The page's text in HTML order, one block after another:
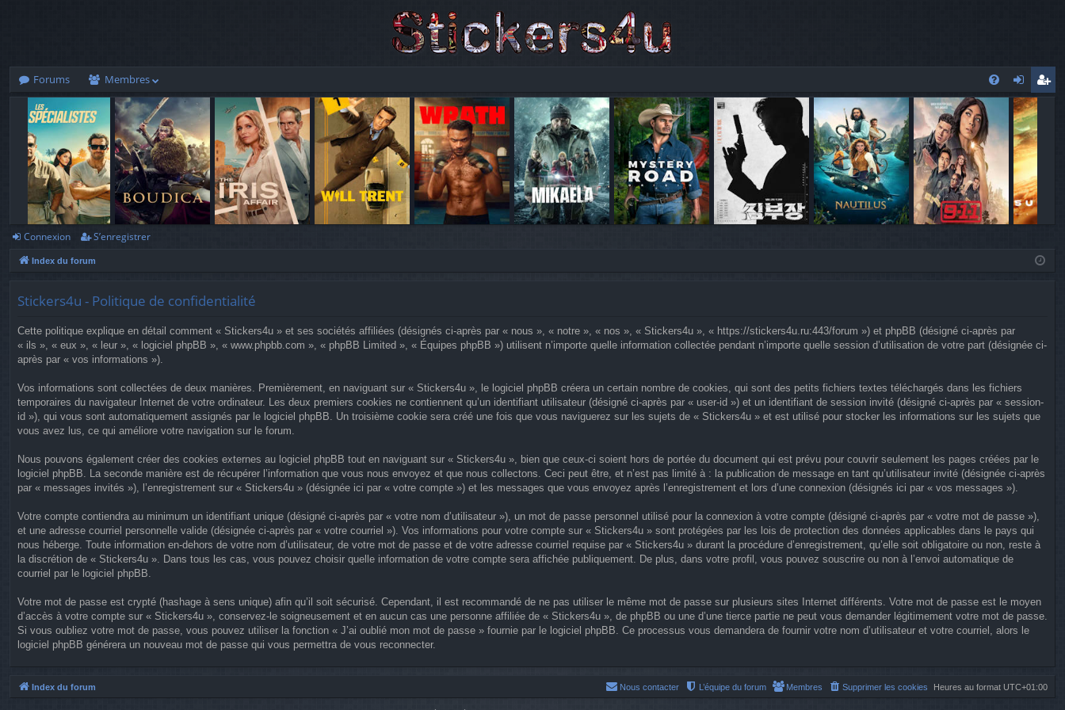
Forums
Membres
Q
o
n
ne
xi
o
Connexion S’enregistrer
Index du forum
Stickers4u - Politique de confidentialité
Cette politique explique en détail comment « Stickers4u » et ses sociétés affiliées (désignés ci-après par « nous », « notre », « nos », « Stickers4u », « https://stickers4u.ru:443/forum ») et phpBB (désigné ci-après par
« ils », « eux », « leur », « logiciel phpBB », « www.phpbb.com », « phpBB Limited », « Équipes phpBB ») utilisent n’importe quelle information collectée pendant n’importe quelle session d’utilisation de votre part (désignée ci-
après par « vos informations »).
Vos informations sont collectées de deux manières. Premièrement, en naviguant sur « Stickers4u », le logiciel phpBB créera un certain nombre de cookies, qui sont des petits fichiers textes téléchargés dans les fichiers
temporaires du navigateur Internet de votre ordinateur. Les deux premiers cookies ne contiennent qu’un identifiant utilisateur (désigné ci-après par « user-id ») et un identifiant de session invité (désigné ci-après par « session-
id »), qui vous sont automatiquement assignés par le logiciel phpBB. Un troisième cookie sera créé une fois que vous naviguerez sur les sujets de « Stickers4u » et est utilisé pour stocker les informations sur les sujets que
vous avez lus, ce qui améliore votre navigation sur le forum.
Nous pouvons également créer des cookies externes au logiciel phpBB tout en naviguant sur « Stickers4u », bien que ceux-ci soient hors de portée du document qui est prévu pour couvrir seulement les pages créées par le
logiciel phpBB. La seconde manière est de récupérer l’information que vous nous envoyez et que nous collectons. Ceci peut être, et n’est pas limité à : la publication de message en tant qu’utilisateur invité (désignée ci-après
par « messages invités »), l’enregistrement sur « Stickers4u » (désignée ici par « votre compte ») et les messages que vous envoyez après l’enregistrement et lors d’une connexion (désignés ici par « vos messages »).
Votre compte contiendra au minimum un identifiant unique (désigné ci-après par « votre nom d’utilisateur »), un mot de passe personnel utilisé pour la connexion à votre compte (désigné ci-après par « votre mot de passe »),
et une adresse courriel personnelle valide (désignée ci-après par « votre courriel »). Vos informations pour votre compte sur « Stickers4u » sont protégées par les lois de protection des données applicables dans le pays qui
nous héberge. Toute information en-dehors de votre nom d’utilisateur, de votre mot de passe et de votre adresse courriel requise par « Stickers4u » durant la procédure d’enregistrement, qu’elle soit obligatoire ou non, reste à
la discrétion de « Stickers4u ». Dans tous les cas, vous pouvez choisir quelle information de votre compte sera affichée publiquement. De plus, dans votre profil, vous pouvez souscrire ou non à l’envoi automatique de
courriel par le logiciel phpBB.
Votre mot de passe est crypté (hashage à sens unique) afin qu’il soit sécurisé. Cependant, il est recommandé de ne pas utiliser le même mot de passe sur plusieurs sites Internet différents. Votre mot de passe est le moyen
d’accès à votre compte sur « Stickers4u », conservez-le soigneusement et en aucun cas une personne affiliée de « Stickers4u », de phpBB ou une d’une tierce partie ne peut vous demander légitimement votre mot de passe.
Si vous oubliez votre mot de passe, vous pouvez utiliser la fonction « J’ai oublié mon mot de passe » fournie par le logiciel phpBB. Ce processus vous demandera de fournir votre nom d’utilisateur et votre courriel, alors le
logiciel phpBB générera un nouveau mot de passe qui vous permettra de vous reconnecter.
Index du forum Heures au format UTC+01:00
Supprimer les cookies
Membres
L’équipe du forum
Nous contacter